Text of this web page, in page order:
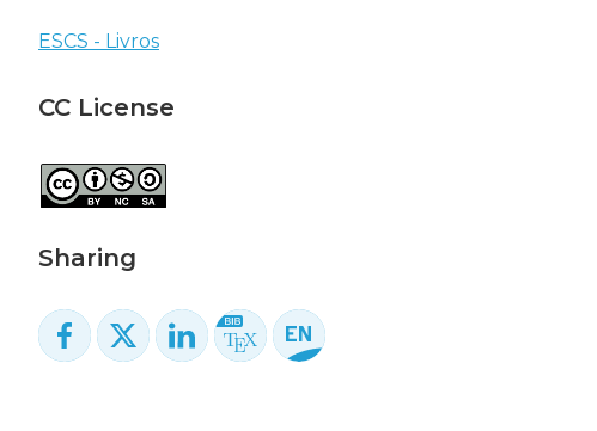
ESCS - Livros
CC License
Sharing